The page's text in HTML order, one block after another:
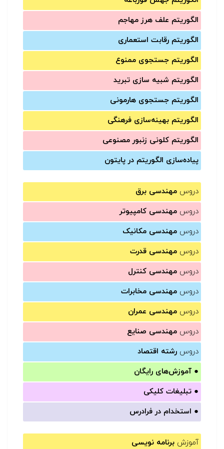
الگوریتم علف هرز مهاجم
الگوریتم رقابت استعماری
الگوریتم جستجوی ممنوع
الگوریتم شبیه سازی تبرید
الگوریتم جستجوی هارمونی
الگوریتم بهینه‌سازی فرهنگی
الگوریتم کلونی زنبور مصنوعی
پیاده‌سازی الگوریتم در پایتون
دروس مهندسی برق
دروس مهندسی کامپیوتر
دروس مهندسی مکانیک
دروس مهندسی قدرت
دروس مهندسی کنترل
دروس مهندسی مخابرات
دروس مهندسی عمران
دروس مهندسی صنایع
دروس رشته اقتصاد
● آموزش‌های رایگان
● تبلیغات کلیکی
● استخدام در فرادرس
آموزش برنامه نویسی